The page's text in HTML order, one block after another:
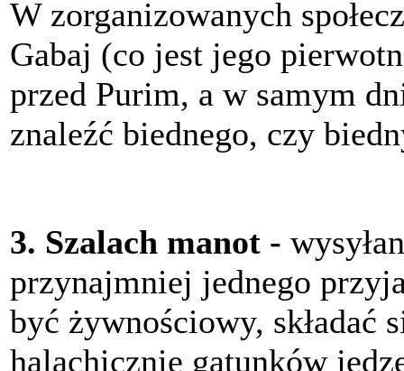
W zorganizowanych
Gabaj (co jest jego
przed Purim, a w samym
znaleźć biednego, czy
3. Szalach manot -
przynajmniej jednego
być żywnościowy, składać
halachicznie gatunków